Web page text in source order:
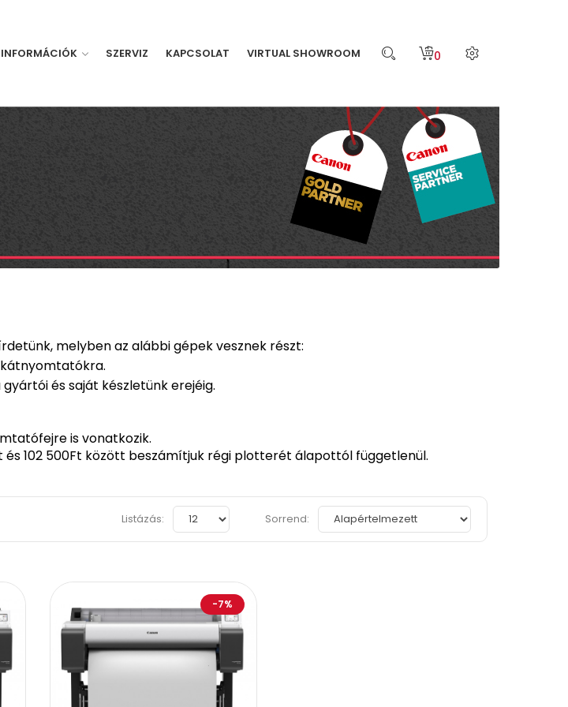
INFORMÁCIÓK SZERVIZ KAPCSOLAT VIRTUAL SHOWROOM 0
melyben az alábbi gépek vesznek részt:
és saját készletünk erejéig.
is vonatkozik.
102 500Ft között beszámítjuk régi plotterét álapottól függetlenül.
Sorrend:
Listázás:
-7%